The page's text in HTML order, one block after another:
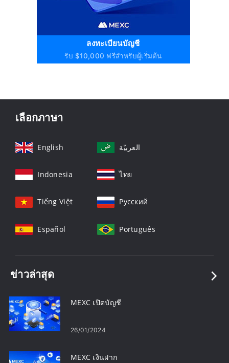
ลงทะเบียนบัญชี
รับ $10,000 ฟรีสำหรับผู้เริ่มต้น
เลือกภาษา
English العربيّة
Indonesia ไทย
Tiếng Việt Русский
Español Português
ข่าวล่าสุด
MEXC เปิดบัญชี
26/01/2024
MEXC เงินฝาก